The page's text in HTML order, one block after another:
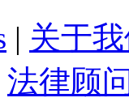
| 关于
法律顾